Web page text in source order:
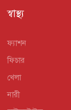
স্বাস্থ্য
ফ্যাশন
ফিচার
খেলা
নারী